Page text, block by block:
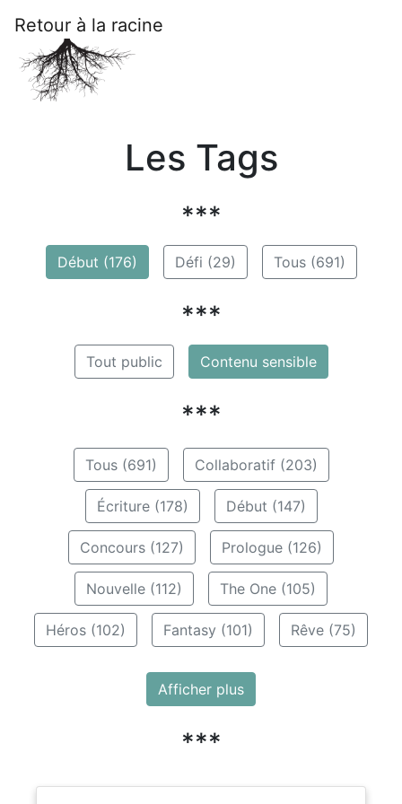
Retour à la racine
Les Tags
***
Début (176) Défi (29) Tous (691)
***
Tout public Contenu sensible
***
Tous (691) Collaboratif (203)
Écriture (178) Début (147)
Concours (127) Prologue (126)
Nouvelle (112) The One (105)
Héros (102) Fantasy (101) Rêve (75)
Afficher plus
***